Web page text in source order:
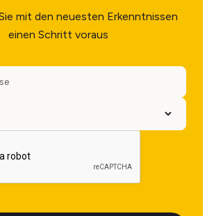
mit den neuesten Erkenntnissen
einen Schritt voraus